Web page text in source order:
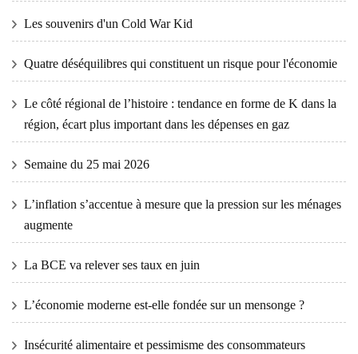
Les souvenirs d'un Cold War Kid
Quatre déséquilibres qui constituent un risque pour l'économie
Le côté régional de l’histoire : tendance en forme de K dans la
région, écart plus important dans les dépenses en gaz
Semaine du 25 mai 2026
L’inflation s’accentue à mesure que la pression sur les ménages
augmente
La BCE va relever ses taux en juin
L’économie moderne est-elle fondée sur un mensonge ?
Insécurité alimentaire et pessimisme des consommateurs